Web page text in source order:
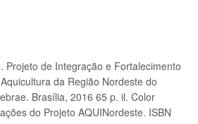
Projeto de Integração e Fortalecimento
da Região Nordeste do
Brasília, 2016 65 p. il. Color
do Projeto AQUINordeste. ISBN